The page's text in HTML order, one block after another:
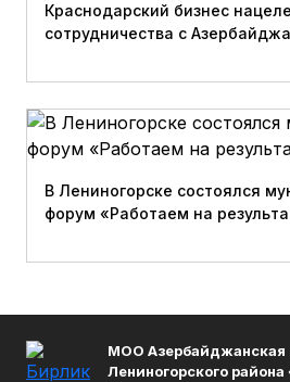
Краснодарский бизнес
сотрудничества с
В Лениногорске состоялся
форум «Работаем на
МОО Азербайджанская
Лениногорского